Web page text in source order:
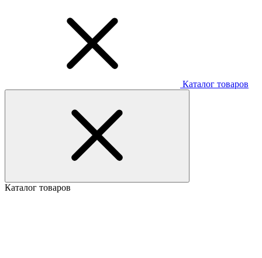
Каталог товаров
Каталог товаров